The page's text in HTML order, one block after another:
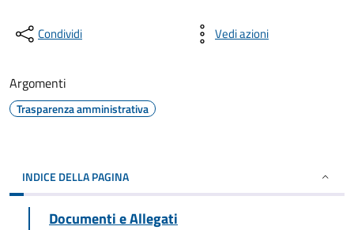
Condividi Vedi azioni
Argomenti
Trasparenza amministrativa
INDICE DELLA PAGINA
Documenti e Allegati